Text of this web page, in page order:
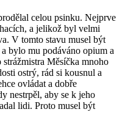
celou psinku. Nejprve
a jelikož byl velmi
V tomto stavu musel být
bylo mu podáváno opium a
Měsíčka mnoho
ostrý, rád si kousnul a
ovládat a dobře
nestrpěl, aby se k jeho
lidi. Proto musel být